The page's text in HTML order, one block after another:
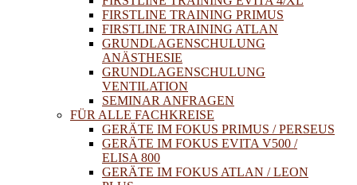
FIRSTLINE TRAINING PRIMUS
FIRSTLINE TRAINING ATLAN
GRUNDLAGENSCHULUNG
ANÄSTHESIE
GRUNDLAGENSCHULUNG
VENTILATION
SEMINAR ANFRAGEN
FÜR ALLE FACHKREISE
GERÄTE IM FOKUS PRIMUS / PERSEUS
GERÄTE IM FOKUS EVITA V500 /
ELISA 800
GERÄTE IM FOKUS ATLAN / LEON